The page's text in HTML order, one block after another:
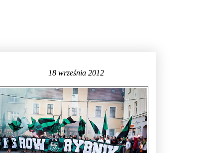
18 września 2012